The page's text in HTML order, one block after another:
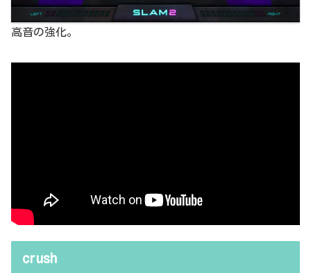
高音の強化。
crush